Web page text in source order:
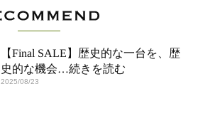
【Final SALE】歴史的な一台を、歴
史的な機会…続きを読む
2025/08/23